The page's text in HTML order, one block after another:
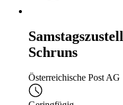
Schruns
Österreichische Post AG